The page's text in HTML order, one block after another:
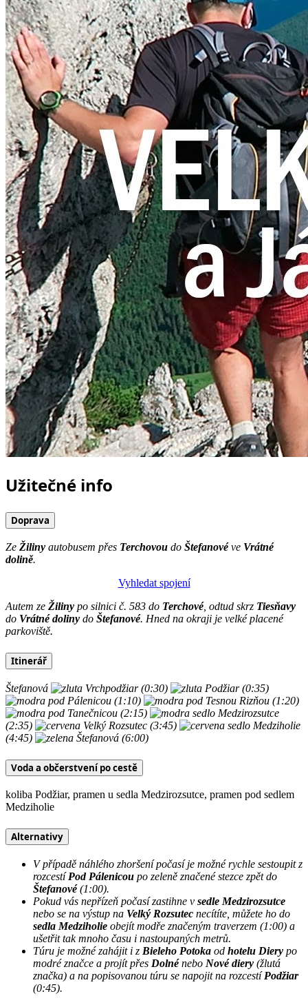
Užitečné info
Doprava
Ze Žiliny autobusem přes Terchovou do Štefanovéve Vrátné
dolině.
Vyhledat spojení
Autem ze Žiliny po silnici č. 583 do Terchové, odtud skrz Tiesňavy
do Vrátné doliny do Štefanové. Hned na okraji je velké placené
parkoviště.
Itinerář
Štefanová Vrchpodžiar (0:30)
Podžiar (0:35)
pod Pálenicou (1:10)
pod Tesnou Rizňou (1:20)
pod Tanečnicou (2:15)
sedlo Medzirozsutce
(2:35)
Velký Rozsutec (3:45)
sedlo Medziholie
(4:45)
Štefanová (6:00)
Voda a občerstvení po cestě
koliba Podžiar, pramen u sedla Medzirozsutce, pramen pod sedlem
Medziholie
Alternativy
V případě náhlého zhoršení počasí je možné rychle sestoupit z
rozcestíPod Pálenicou po zeleně značené stezce zpět do
Štefanové(1:00).
Pokud vás nepřízeň počasí zastihne v sedle Medzirozsutce
nebo se na výstup na Velký Rozsutec necítíte, můžete ho do
sedla Medziholie obejít modře značeným traverzem (1:00) a
ušetřit tak mnoho času i nastoupaných metrů.
Túru je možné zahájit i z Bieleho Potoka od hotelu Diery po
modré značce a projít přes Dolnénebo Nové diery (žlutá
značka) a na popisovanou túru se napojit na rozcestíPodžiar
(0:45).